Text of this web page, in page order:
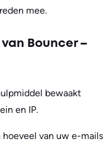
mee.
Bouncer –
bewaakt
en IP.
van uw e-mails